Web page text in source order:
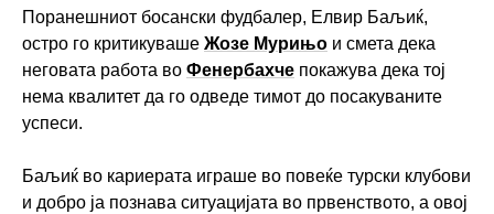
Поранешниот босански фудбалер, Елвир Баљиќ,
остро го критикуваше Жозе Мурињо и смета дека
неговата работа во Фенербахче покажува дека тој
нема квалитет да го одведе тимот до посакуваните
успеси.
Баљиќ во кариерата играше во повеќе турски клубови
и добро ја познава ситуацијата во првенството, а овој